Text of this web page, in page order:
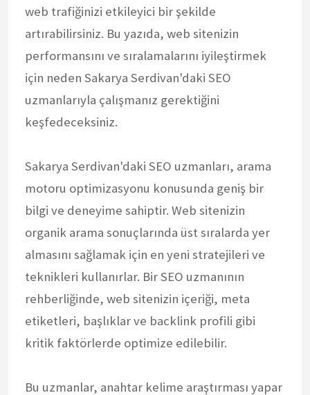
web trafiğinizi etkileyici bir şekilde
artırabilirsiniz. Bu yazıda, web sitenizin
performansını ve sıralamalarını iyileştirmek
için neden Sakarya Serdivan'daki SEO
uzmanlarıyla çalışmanız gerektiğini
keşfedeceksiniz.
Sakarya Serdivan'daki SEO uzmanları, arama
motoru optimizasyonu konusunda geniş bir
bilgi ve deneyime sahiptir. Web sitenizin
organik arama sonuçlarında üst sıralarda yer
almasını sağlamak için en yeni stratejileri ve
teknikleri kullanırlar. Bir SEO uzmanının
rehberliğinde, web sitenizin içeriği, meta
etiketleri, başlıklar ve backlink profili gibi
kritik faktörlerde optimize edilebilir.
Bu uzmanlar, anahtar kelime araştırması yapar